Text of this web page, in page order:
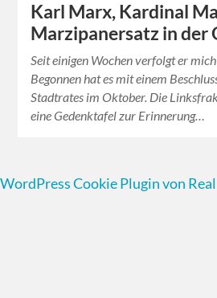
Karl Marx, Kardinal
Marzipanersatz in der
Seit einigen Wochen verfolgt er
Begonnen hat es mit einem
Stadtrates im Oktober. Die
eine Gedenktafel zur Erinnerung…
WordPress Cookie Plugin von